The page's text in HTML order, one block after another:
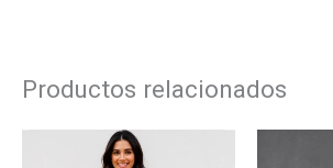
Productos relacionados